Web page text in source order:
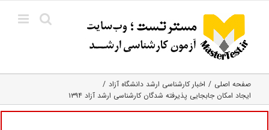
content
صفحه اصلی
اخبار کارشناسی ارشد دانشگاه آزاد
ایجاد امکان جابجایی پذیرفته شدگان کارشناسی ارشد آزاد ۱۳۹۴